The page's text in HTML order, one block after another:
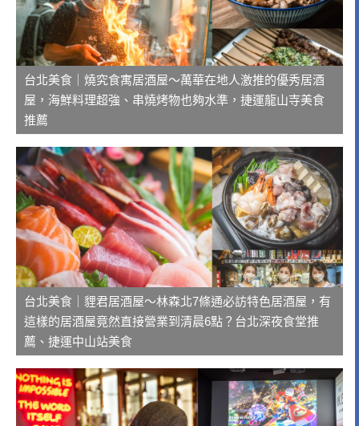
台北美食｜燒究食寓居酒屋～萬華在地人激推的優秀居酒
屋，海鮮料理超強、串燒烤物也夠水準，捷運龍山寺美食
推薦
台北美食｜貍君居酒屋～林森北7條通必訪特色居酒屋，有
這樣的居酒屋竟然直接營業到清晨6點？台北深夜食堂推
薦、捷運中山站美食